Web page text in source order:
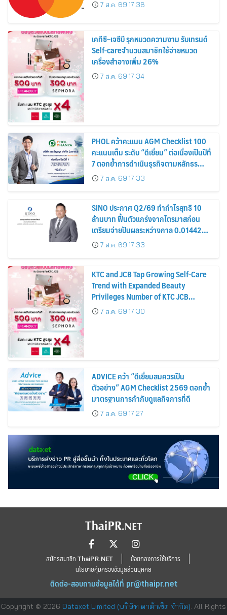
7 ส.ค. 69 17:36
เคทีซี–เจซีบี รุกหมวดความงาม รับเทรนด์
Self-careจำนวนสมาชิกใช้จ่ายหมวด
เครื่องสำอางเพิ่ม 26%
7 ส.ค. 69 17:34
PHOL คว้าคะแนน AGM Checklist 100
คะแนนเต็ม ระดับ “ดีเยี่ยม” ต่อเนื่องเป็นปีที่
7 ตอกย้ำการดำเนินธุรกิจตามหลักธร
รมาภิบาล โปร่งใส สร้างความเชื่อมั่นผู้ถือ
หุ้น
7 ส.ค. 69 17:33
SINO ประกาศ Q2/69 ทำกำไรสุทธิ 10
ล้านบาท ฟื้นตัวแกร่งจากไตรมาสก่อน
เตรียมจ่ายปันผลระหว่างกาล 0.014423
บาทต่อหุ้น ครึ่งปีหลังมุ่งเติบโตต่อเนื่อง
7 ส.ค. 69 17:33
KTC and JCB Tap Growing Self-Care
Trend with Expanded Beauty
Privileges Number of KTC JCB
Cardmembers Spending on
Cosmetics Rises 26%
7 ส.ค. 69 17:30
ADVICE คว้า “ดีเยี่ยมสมควรเป็น
ตัวอย่าง” AGM Checklist 2569 ตอกย้ำ
มาตรฐานการกำกับดูแลกิจการที่ดี
7 ส.ค. 69 17:27
สมัครสมาชิก ThaiPR.NET
ข้อตกลงการใช้บริการ
นโยบายคุ้มครองข้อมูลส่วนบุคคล
ติดต่อ-สอบถามข้อมูลได้ที่ pr@thaipr.net
Copyright © 2026 Dataxet Limited (บริษัท ดาต้าเซ็ต จำกัด). All Rights